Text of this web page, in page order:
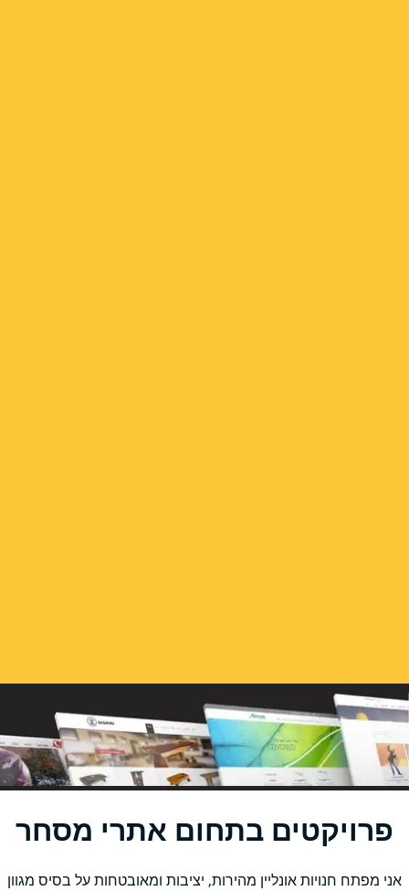
פרויקטים בתחום אתרי מסחר
אני מפתח חנויות אונליין מהירות, יציבות ומאובטחות על בסיס מגוון